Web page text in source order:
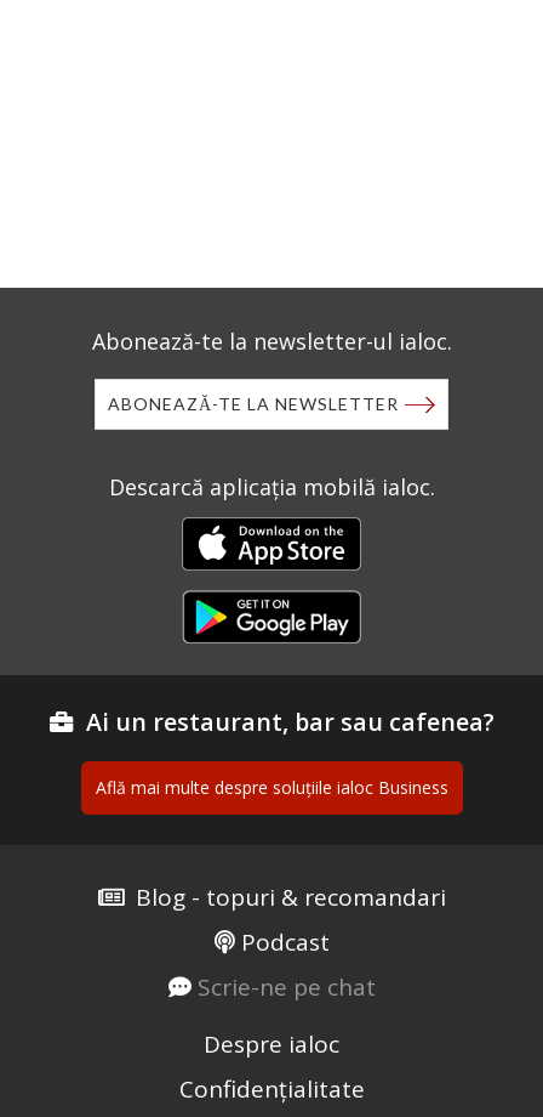
Abonează-te la newsletter-ul ialoc.
ABONEAZĂ-TE LA NEWSLETTER
Descarcă aplicația mobilă ialoc.
Ai un restaurant, bar sau cafenea?
Află mai multe despre soluțiile ialoc Business
Blog - topuri & recomandari
Podcast
Scrie-ne pe chat
Despre ialoc
Confidențialitate